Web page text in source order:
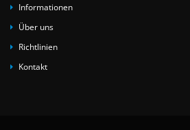
Informationen
Über uns
Richtlinien
Kontakt